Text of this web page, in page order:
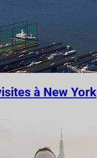
à New York